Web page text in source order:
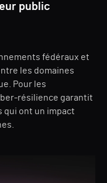
public
fédéraux et
les domaines
Pour les
résilience garantit
qui ont un impact